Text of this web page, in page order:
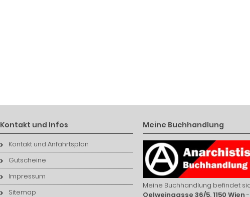
Kontakt und Infos
Kontakt und Anfahrtsplan
Gutscheine
Impressum
Sitemap
Meine Buchhandlung
Meine Buchhandlung befindet
Oelweingasse 36/5, 1150 Wien-